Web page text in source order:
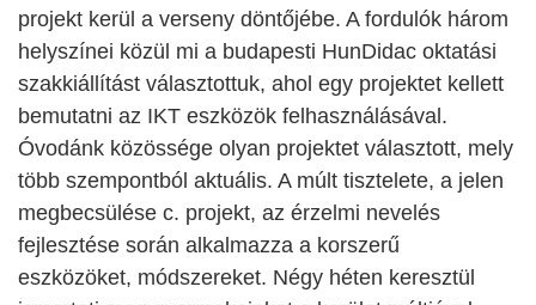
projekt kerül a verseny döntőjébe. A fordulók három
helyszínei közül mi a budapesti HunDidac oktatási
szakkiállítást választottuk, ahol egy projektet kellett
bemutatni az IKT eszközök felhasználásával.
Óvodánk közössége olyan projektet választott, mely
több szempontból aktuális. A múlt tisztelete, a jelen
megbecsülése c. projekt, az érzelmi nevelés
fejlesztése során alkalmazza a korszerű
eszközöket, módszereket. Négy héten keresztül